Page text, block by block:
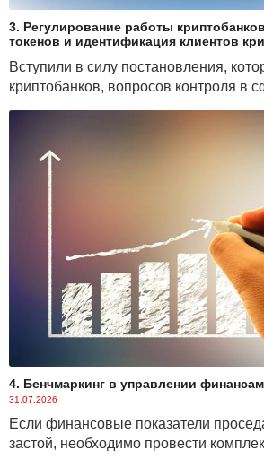
3. Регулирование работы
токенов и идентификация клиентов
Вступили в силу постановления,
криптобанков, вопросов контроля в
4. Бенчмаркинг в управлении
31.07.2026
Если финансовые показатели
застой, необходимо провести